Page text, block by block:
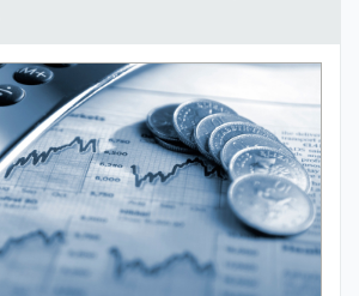
Bănci
Case de schimb
Valute
Transferuri de bani
Știri